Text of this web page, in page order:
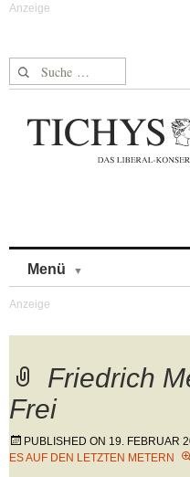
Suche nach:
Menü
Friedrich
Frei
PUBLISHED ON 19. FEBRUAR
ES AUF DEN LETZTEN METERN